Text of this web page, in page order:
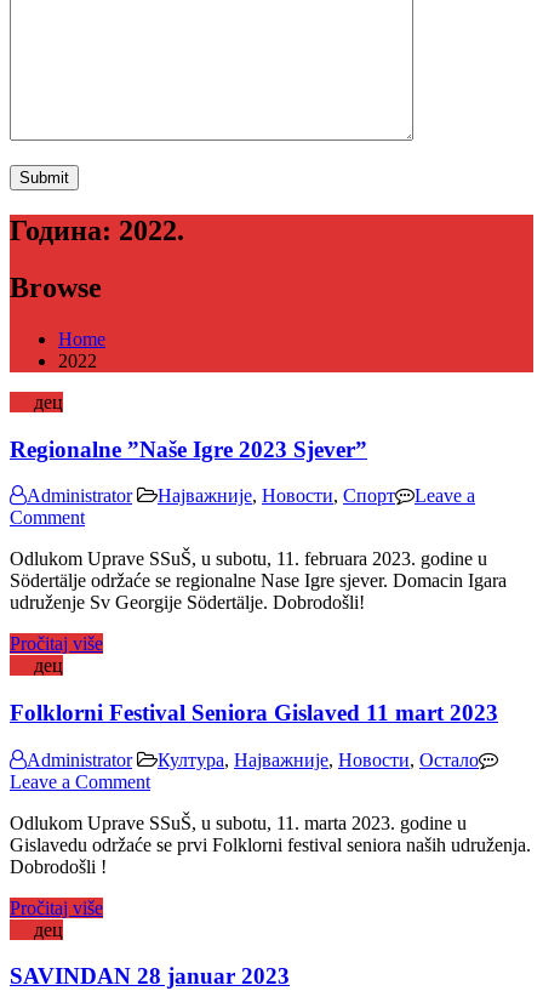
Година: 2022.
Browse
Home
2022
дец
Regionalne ”Naše Igre 2023 Sjever”
Administrator Најважније, Новости, Спорт
Leave a
Commenton
”Naše
Igre
2023
Odlukom Uprave SSuŠ, u subotu, 11. februara 2023. godine u
Södertälje održaće se regionalne Nase Igre sjever. Domacin Igara
udruženje Sv Georgije Södertälje. Dobrodošli!
Pročitaj više
дец
Folklorni Festival Seniora Gislaved 11 mart 2023
Administrator Култура, Најважније, Новости, Остало
Leave a Commenton
Festival
Seniora
Odlukom Uprave SSuŠ, u subotu, 11. marta 2023. godine u
Gislavedu održaće se prvi Folklorni festival seniora naših udruženja.
Dobrodošli !
Pročitaj više
дец
SAVINDAN 28 januar 2023